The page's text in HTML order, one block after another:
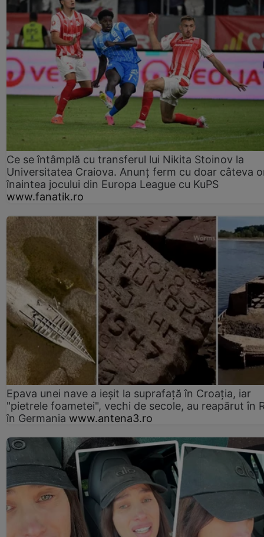
Ce se întâmplă cu transferul lui Nikita Stoinov la
Universitatea Craiova. Anunț ferm cu doar câteva
înaintea jocului din Europa League cu KuPS
www.fanatik.ro
Epava unei nave a ieșit la suprafață în Croația, iar
"pietrele foametei", vechi de secole, au reapărut în
în Germania www.antena3.ro